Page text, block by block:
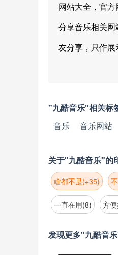
网站大全，官
分享音乐相关
友分享，只作展
"九酷音乐"相关标
音乐
音乐网站
关于"九酷音乐"的
啥都不是(+35)
一直在用(8) 方
发现更多"九酷音